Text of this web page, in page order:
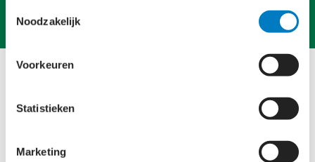
Noodzakelijk
Voorkeuren
Statistieken
Marketing